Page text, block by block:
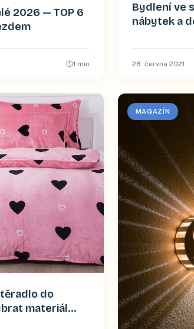
2026 — TOP 6
1 min
Bydlení ve
nábytek a
28. června 2021
do
materiál
MAGAZÍN